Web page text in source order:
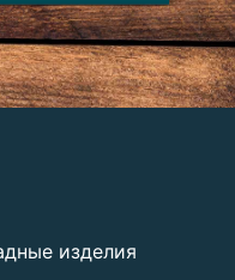
изделия